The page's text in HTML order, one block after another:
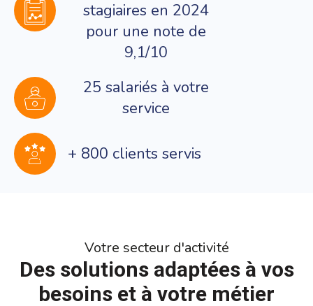
stagiaires en 2024
pour une note de
9,1/10
25 salariés à votre
service
+ 800 clients servis
Votre secteur d'activité
Des solutions adaptées à vos
besoins et à votre métier